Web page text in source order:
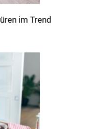
im Trend